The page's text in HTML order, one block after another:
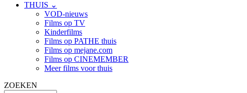
THUIS ⌄
VOD-nieuws
Films op TV
Kinderfilms
Films op PATHE thuis
Films op mejane.com
Films op CINEMEMBER
Meer films voor thuis
ZOEKEN